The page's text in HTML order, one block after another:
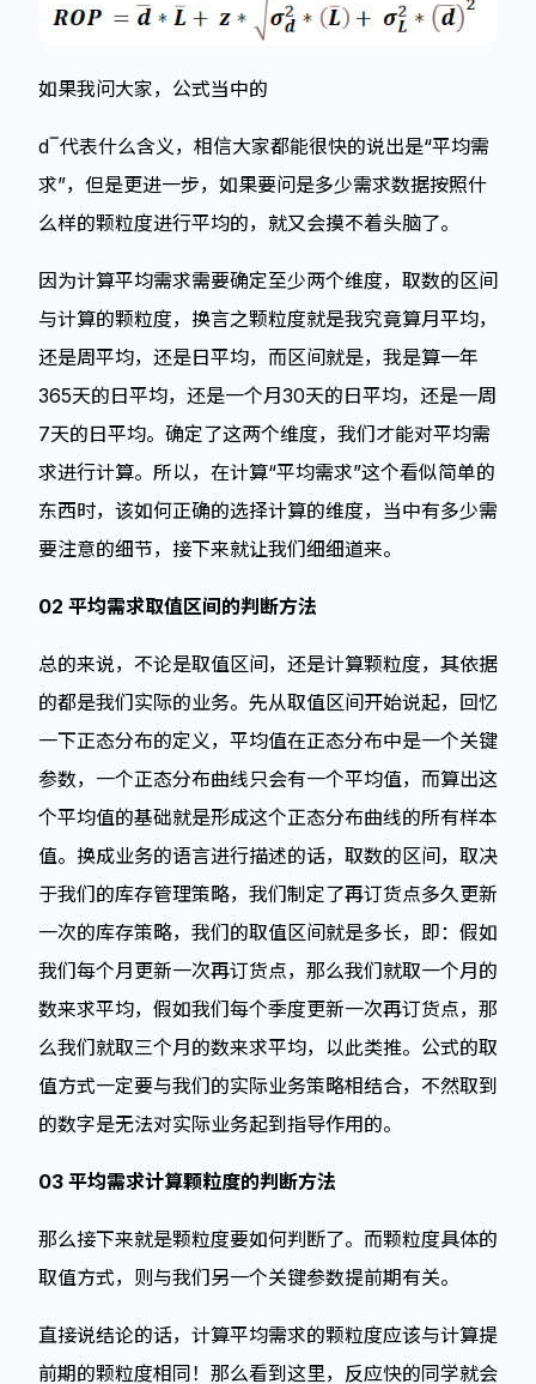
如果我问大家，公式当中的
d‾代表什么含义，相信大家都能很快的说出是“平均需
求”，但是更进一步，如果要问是多少需求数据按照什
么样的颗粒度进行平均的，就又会摸不着头脑了。
因为计算平均需求需要确定至少两个维度，取数的区间
与计算的颗粒度，换言之颗粒度就是我究竟算月平均，
还是周平均，还是日平均，而区间就是，我是算一年
365天的日平均，还是一个月30天的日平均，还是一周
7天的日平均。确定了这两个维度，我们才能对平均需
求进行计算。所以，在计算“平均需求”这个看似简单的
东西时，该如何正确的选择计算的维度，当中有多少需
要注意的细节，接下来就让我们细细道来。
02 平均需求取值区间的判断方法
总的来说，不论是取值区间，还是计算颗粒度，其依据
的都是我们实际的业务。先从取值区间开始说起，回忆
一下正态分布的定义，平均值在正态分布中是一个关键
参数，一个正态分布曲线只会有一个平均值，而算出这
个平均值的基础就是形成这个正态分布曲线的所有样本
值。换成业务的语言进行描述的话，取数的区间，取决
于我们的库存管理策略，我们制定了再订货点多久更新
一次的库存策略，我们的取值区间就是多长，即：假如
我们每个月更新一次再订货点，那么我们就取一个月的
数来求平均，假如我们每个季度更新一次再订货点，那
么我们就取三个月的数来求平均，以此类推。公式的取
值方式一定要与我们的实际业务策略相结合，不然取到
的数字是无法对实际业务起到指导作用的。
03 平均需求计算颗粒度的判断方法
那么接下来就是颗粒度要如何判断了。而颗粒度具体的
取值方式，则与我们另一个关键参数提前期有关。
直接说结论的话，计算平均需求的颗粒度应该与计算提
前期的颗粒度相同！那么看到这里，反应快的同学就会